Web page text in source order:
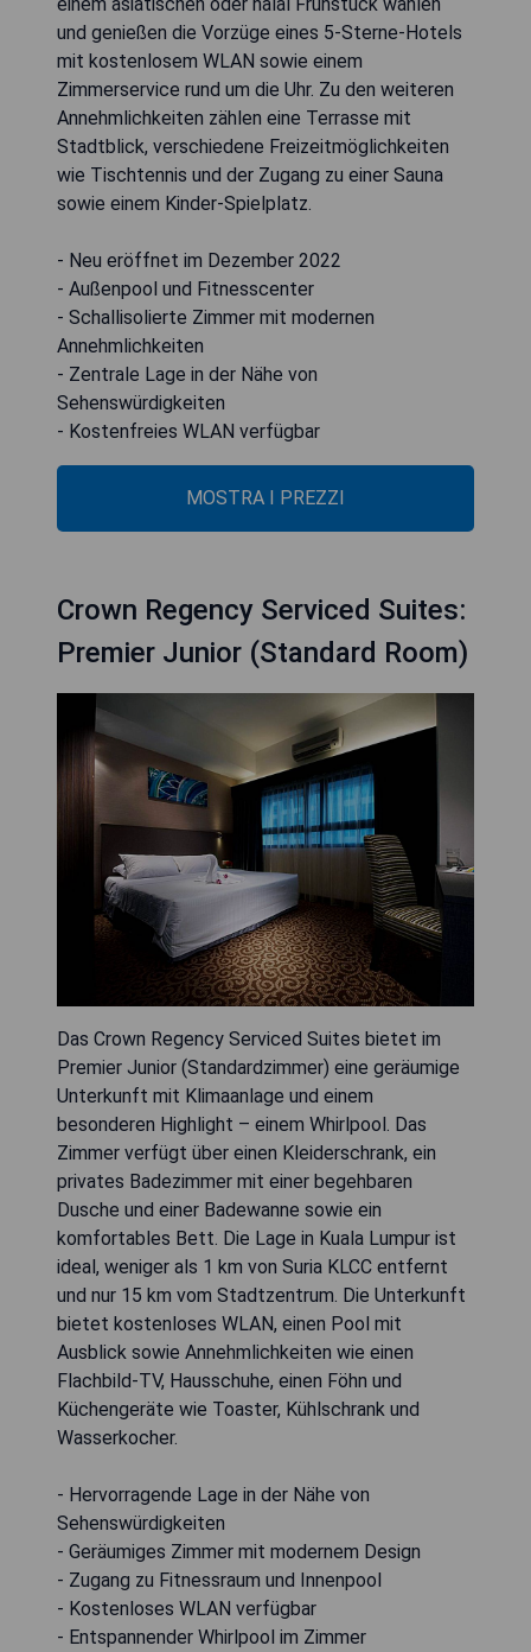
und genießen die Vorzüge eines 5-Sterne-Hotels
mit kostenlosem WLAN sowie einem
Zimmerservice rund um die Uhr. Zu den weiteren
Annehmlichkeiten zählen eine Terrasse mit
Stadtblick, verschiedene Freizeitmöglichkeiten
wie Tischtennis und der Zugang zu einer Sauna
sowie einem Kinder-Spielplatz.
- Neu eröffnet im Dezember 2022
- Außenpool und Fitnesscenter
- Schallisolierte Zimmer mit modernen
Annehmlichkeiten
- Zentrale Lage in der Nähe von
Sehenswürdigkeiten
- Kostenfreies WLAN verfügbar
MOSTRA I PREZZI
Crown Regency Serviced Suites:
Premier Junior (Standard Room)
Das Crown Regency Serviced Suites bietet im
Premier Junior (Standardzimmer) eine geräumige
Unterkunft mit Klimaanlage und einem
besonderen Highlight – einem Whirlpool. Das
Zimmer verfügt über einen Kleiderschrank, ein
privates Badezimmer mit einer begehbaren
Dusche und einer Badewanne sowie ein
komfortables Bett. Die Lage in Kuala Lumpur ist
ideal, weniger als 1 km von Suria KLCC entfernt
und nur 15 km vom Stadtzentrum. Die Unterkunft
bietet kostenloses WLAN, einen Pool mit
Ausblick sowie Annehmlichkeiten wie einen
Flachbild-TV, Hausschuhe, einen Föhn und
Küchengeräte wie Toaster, Kühlschrank und
Wasserkocher.
- Hervorragende Lage in der Nähe von
Sehenswürdigkeiten
- Geräumiges Zimmer mit modernem Design
- Zugang zu Fitnessraum und Innenpool
- Kostenloses WLAN verfügbar
- Entspannender Whirlpool im Zimmer